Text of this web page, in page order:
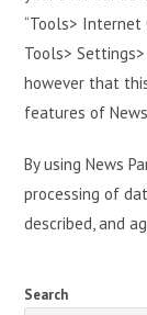
“Tools> Internet
Tools>
however that
features of
By using News
processing of
described, and
Search